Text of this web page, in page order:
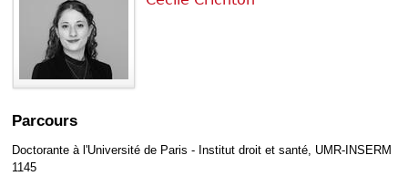
Parcours
Doctorante à l'Université de Paris - Institut droit et santé, UMR-INSERM
1145